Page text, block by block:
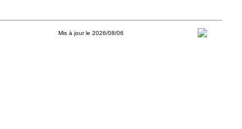
Mis à jour le 2026/08/06